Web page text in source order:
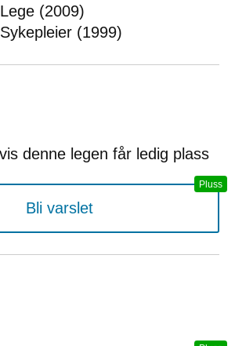
(2009)
(1999)
denne legen får ledig plass
Bli varslet